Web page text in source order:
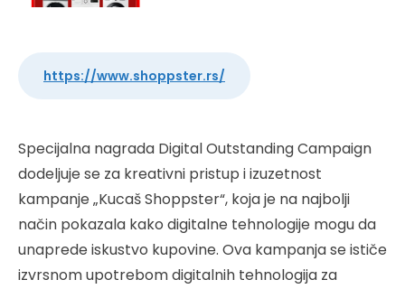
https://www.shoppster.rs/
Specijalna nagrada Digital Outstanding Campaign
dodeljuje se za kreativni pristup i izuzetnost
kampanje „Kucaš Shoppster“, koja je na najbolji
način pokazala kako digitalne tehnologije mogu da
unaprede iskustvo kupovine. Ova kampanja se ističe
izvrsnom upotrebom digitalnih tehnologija za